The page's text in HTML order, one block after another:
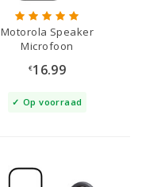
Motorola Speaker
Microfoon
€16.99
Op voorraad